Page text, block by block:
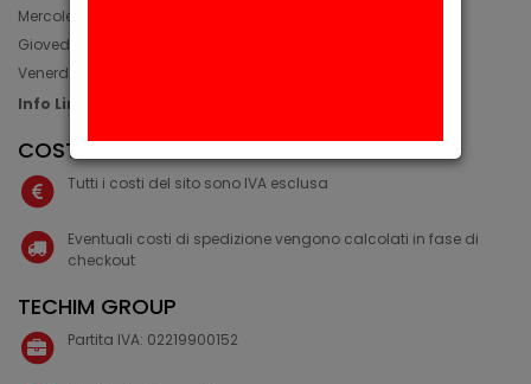
Mercoledì: 08:30 - 12:30, 14:00 - 17:00
Giovedì: 09:30 - 12:30, 14:00 - 17:00
Venerdì: 08:30 - 12:30, 14:00 - 17:00
Info Line: +39 02 93581452
COSTI IVA E SPEDIZIONE
Tutti i costi del sito sono IVA esclusa
Eventuali costi di spedizione vengono calcolati in fase di
checkout
TECHIM GROUP
Partita IVA: 02219900152